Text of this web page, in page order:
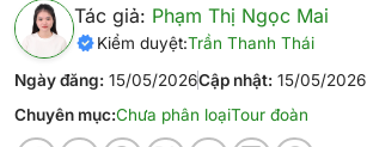
Tác giả: Phạm Thị Ngọc Mai
Kiểm duyệt:Trần Thanh Thái
Ngày đăng: 15/05/2026Cập nhật: 15/05/2026
Chuyên mục:Chưa phân loạiTour đoàn